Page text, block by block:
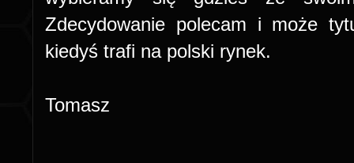
Zdecydowanie polecam i może
kiedyś trafi na polski rynek.
Tomasz